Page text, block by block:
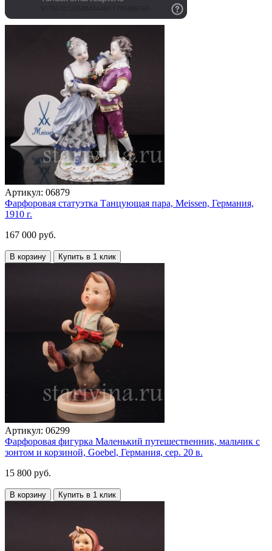
Артикул: 06879
Фарфоровая статуэтка Танцующая пара, Meissen, Германия,
1910 г.
167 000 руб.
В корзину Купить в 1 клик
Артикул: 06299
Фарфоровая фигурка Маленький путешественник, мальчик с
зонтом и корзиной, Goebel, Германия, сер. 20 в.
15 800 руб.
В корзину Купить в 1 клик